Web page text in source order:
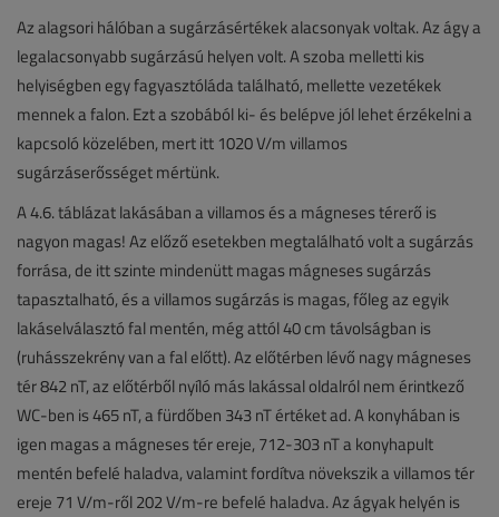
Az alagsori hálóban a sugárzásértékek alacsonyak voltak. Az ágy a
legalacsonyabb sugárzású helyen volt. A szoba melletti kis
helyiségben egy fagyasztóláda található, mellette vezetékek
mennek a falon. Ezt a szobából ki- és belépve jól lehet érzékelni a
kapcsoló közelében, mert itt 1020 V/m villamos
sugárzáserősséget mértünk.
A 4.6. táblázat lakásában a villamos és a mágneses térerő is
nagyon magas! Az előző esetekben megtalálható volt a sugárzás
forrása, de itt szinte mindenütt magas mágneses sugárzás
tapasztalható, és a villamos sugárzás is magas, főleg az egyik
lakáselválasztó fal mentén, még attól 40 cm távolságban is
(ruhásszekrény van a fal előtt). Az előtérben lévő nagy mágneses
tér 842 nT, az előtérből nyíló más lakással oldalról nem érintkező
WC-ben is 465 nT, a fürdőben 343 nT értéket ad. A konyhában is
igen magas a mágneses tér ereje, 712-303 nT a konyhapult
mentén befelé haladva, valamint fordítva növekszik a villamos tér
ereje 71 V/m-ről 202 V/m-re befelé haladva. Az ágyak helyén is